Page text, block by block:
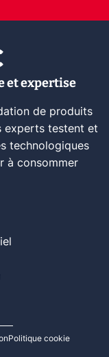
et expertise
de produits
experts testent et
technologiques
à consommer
Politique cookie